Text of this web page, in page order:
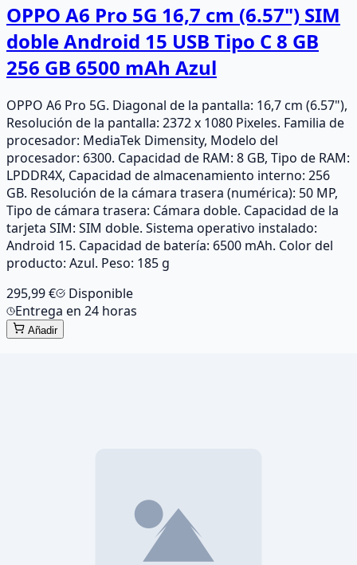
OPPO A6 Pro 5G 16,7 cm (6.57") SIM
doble Android 15 USB Tipo C 8 GB
256 GB 6500 mAh Azul
OPPO A6 Pro 5G. Diagonal de la pantalla: 16,7 cm (6.57"),
Resolución de la pantalla: 2372 x 1080 Pixeles. Familia de
procesador: MediaTek Dimensity, Modelo del
procesador: 6300. Capacidad de RAM: 8 GB, Tipo de RAM:
LPDDR4X, Capacidad de almacenamiento interno: 256
GB. Resolución de la cámara trasera (numérica): 50 MP,
Tipo de cámara trasera: Cámara doble. Capacidad de la
tarjeta SIM: SIM doble. Sistema operativo instalado:
Android 15. Capacidad de batería: 6500 mAh. Color del
producto: Azul. Peso: 185 g
295,99 €
Disponible
Entrega en 24 horas
Añadir
Av. Monforte de Lemos 103 Lateral (Frente Plaza
Mondariz 2) · 28029 Madrid
info@quickhard.com